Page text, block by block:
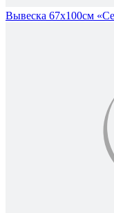
Вывеска 67х100см